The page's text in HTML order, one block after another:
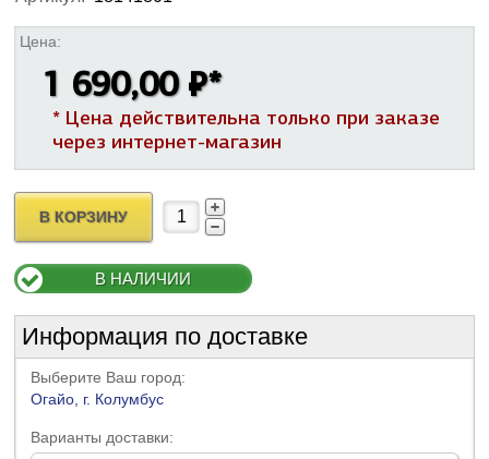
Цена:
1 690,00 ₽*
* Цена действительна только при заказе
через интернет-магазин
В КОРЗИНУ
В НАЛИЧИИ
Информация по доставке
Выберите Ваш город:
Огайо, г. Колумбус
Варианты доставки: